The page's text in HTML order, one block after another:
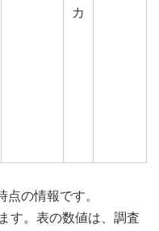
カ
の情報です。
す。表の数値は、調査